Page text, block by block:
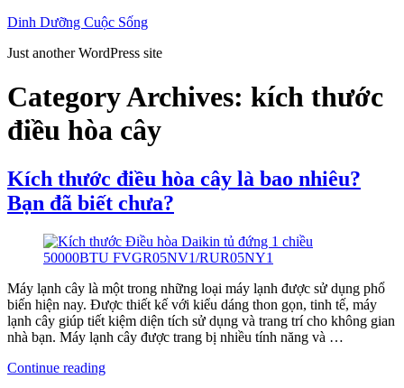
Skip
content
Dinh Dưỡng Cuộc Sống
Just another WordPress site
Category Archives: kích thước
điều hòa cây
Kích thước điều hòa cây là bao nhiêu?
Bạn đã biết chưa?
Máy lạnh cây là một trong những loại máy lạnh được sử dụng phổ
biến hiện nay. Được thiết kế với kiểu dáng thon gọn, tinh tế, máy
lạnh cây giúp tiết kiệm diện tích sử dụng và trang trí cho không gian
nhà bạn. Máy lạnh cây được trang bị nhiều tính năng và …
Continue reading“Kích